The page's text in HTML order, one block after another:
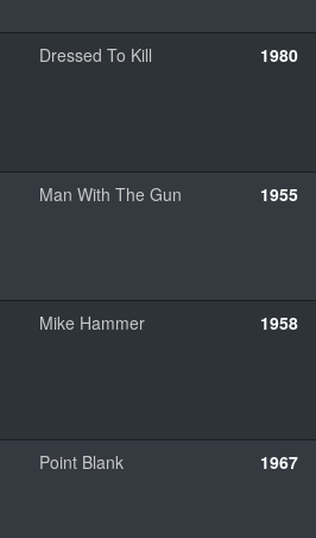
Dressed To Kill 1980
Man With The Gun 1955
Mike Hammer 1958
Point Blank 1967